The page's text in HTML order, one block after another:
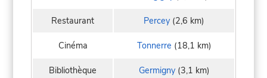
Restaurant Percey (2,6 km)
Cinéma Tonnerre (18,1 km)
Bibliothèque Germigny(3,1 km)